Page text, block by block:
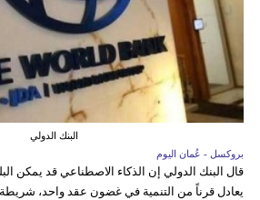
البنك الدولي
بروكسل - عُمان اليوم
قال البنك الدولي إن الذكاء الاصطناعي قد يمكن
يعادل قرناً من التنمية في غضون عقد واحد،